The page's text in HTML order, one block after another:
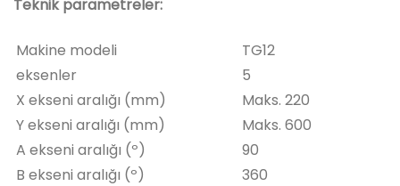
Teknik parametreler:
Makine modeli
TG12
eksenler
5
X ekseni aralığı (mm)
Maks. 220
Y ekseni aralığı (mm)
Maks. 600
A ekseni aralığı (º)
90
B ekseni aralığı (º)
360